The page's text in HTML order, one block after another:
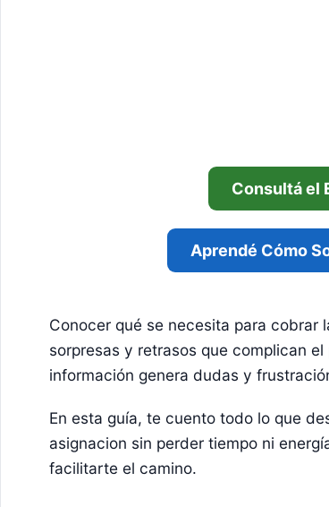
Consultá el
Aprendé Cómo
Conocer qué se necesita para cobrar
sorpresas y retrasos que complican
información genera dudas y
En esta guía, te cuento todo lo que
asignacion sin perder tiempo ni
facilitarte el camino.